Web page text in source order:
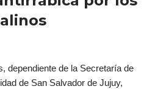
dependiente de la Secretaría de
de San Salvador de Jujuy,